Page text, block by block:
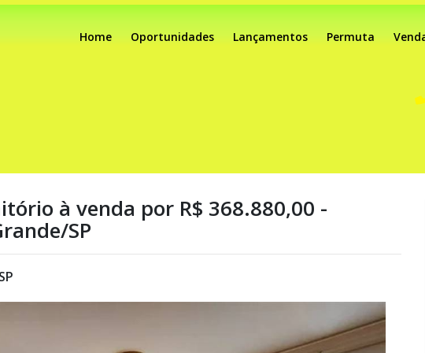
Home Oportunidades Lançamentos Permuta
à venda por R$ 368.880,00 -
SP